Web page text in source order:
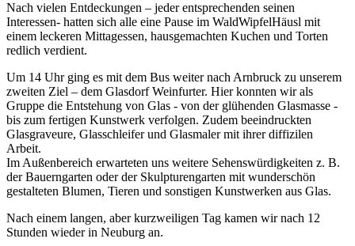
Nach vielen Entdeckungen – jeder entsprechenden seinen
Interessen- hatten sich alle eine Pause im WaldWipfelHäusl mit
einem leckeren Mittagessen, hausgemachten Kuchen und Torten
redlich verdient.
Um 14 Uhr ging es mit dem Bus weiter nach Arnbruck zu unserem
zweiten Ziel – dem Glasdorf Weinfurter. Hier konnten wir als
Gruppe die Entstehung von Glas - von der glühenden Glasmasse -
bis zum fertigen Kunstwerk verfolgen. Zudem beeindruckten
Glasgraveure, Glasschleifer und Glasmaler mit ihrer diffizilen
Arbeit.
Im Außenbereich erwarteten uns weitere Sehenswürdigkeiten z. B.
der Bauerngarten oder der Skulpturengarten mit wunderschön
gestalteten Blumen, Tieren und sonstigen Kunstwerken aus Glas.
Nach einem langen, aber kurzweiligen Tag kamen wir nach 12
Stunden wieder in Neuburg an.